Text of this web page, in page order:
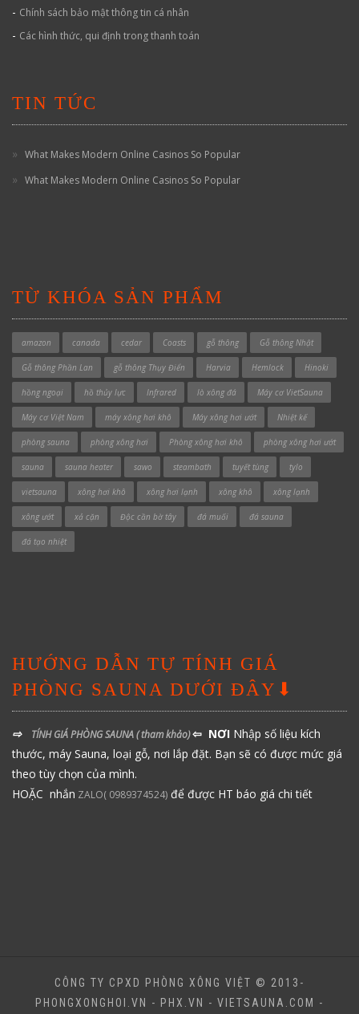
- Chính sách bảo mật thông tin cá nhân
- Các hình thức, qui định trong thanh toán
TIN TỨC
What Makes Modern Online Casinos So Popular
What Makes Modern Online Casinos So Popular
TỪ KHÓA SẢN PHẨM
amazon canada cedar Coasts gỗ thông Gỗ thông Nhật
Gỗ thông Phần Lan gỗ thông Thụy Điển Harvia Hemlock Hinoki
hồng ngoại hồ thủy lực Infrared lò xông đá Máy cơ VietSauna
Máy cơ Việt Nam máy xông hơi khô Máy xông hơi ướt Nhiệt kế
phòng sauna phòng xông hơi Phòng xông hơi khô phòng xông hơi ướt
sauna sauna heater sawo steambath tuyết tùng tylo
vietsauna xông hơi khô xông hơi lạnh xông khô xông lạnh
xông ướt xả cặn Độc cần bờ tây đá muối đá sauna
đá tạo nhiệt
HƯỚNG DẪN TỰ TÍNH GIÁ
PHÒNG SAUNA DƯỚI ĐÂY⬇
⇨ TÍNH GIÁ PHÒNG SAUNA( tham khảo)⇦ NƠI Nhập số liệu kích
thước, máy Sauna, loại gỗ, nơi lắp đặt. Bạn sẽ có được mức giá
theo tùy chọn của mình.
HOẶC nhắn ZALO( 0989374524) để được HT báo giá chi tiết
CÔNG TY CPXD PHÒNG XÔNG VIỆT © 2013-
PHONGXONGHOI.VN - PHX.VN - VIETSAUNA.COM -